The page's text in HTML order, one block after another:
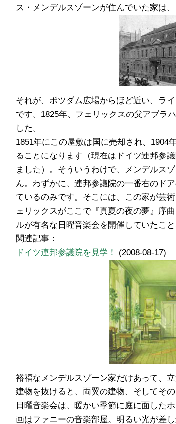
ス・メンデルスゾーンが住んでいた家は
それが、ポツダム広場からほど近い、ラ
です。1825年、フェリックスの父アブラ
した。
1851年にこの屋敷は国に売却され、1904
ることになります（現在はドイツ連邦参
ました）。そういうわけで、メンデルス
ん。わずかに、連邦参議院の一番右のド
ているのみです。そこには、この家が芸
ェリックスがここで『真夏の夜の夢』序
ルが有名な日曜音楽会を開催していたこと
関連記事：
ドイツ連邦参議院を見学！
(2008-08-17)
裕福なメンデルスゾーン家だけあって、
建物を抜けると、両翼の建物、そしてそ
日曜音楽会は、暖かい季節に庭に面した
画はファニーの音楽部屋。明るい光が差